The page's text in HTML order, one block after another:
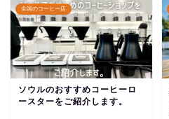
全国のコーヒー店
ソウルのおすすめコーヒーロ
ースターをご紹介します。